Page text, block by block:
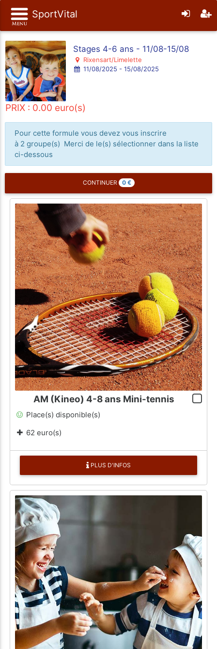
SportVital
Stages 4-6 ans - 11/08-15/08
Rixensart/Limelette
11/08/2025 - 15/08/2025
PRIX : 0.00 euro(s)
Pour cette formule vous devez vous inscrire
à 2 groupe(s) Merci de le(s) sélectionner dans la liste
ci-dessous
CONTINUER 0 €
AM (Kineo) 4-8 ans Mini-tennis
Place(s) disponible(s)
62 euro(s)
PLUS D'INFOS